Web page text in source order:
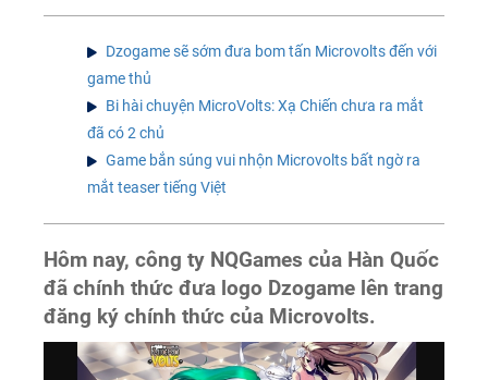
Dzogame sẽ sớm đưa bom tấn Microvolts đến với
game thủ
Bi hài chuyện MicroVolts: Xạ Chiến chưa ra mắt
đã có 2 chủ
Game bắn súng vui nhộn Microvolts bất ngờ ra
mắt teaser tiếng Việt
Hôm nay, công ty NQGames của Hàn Quốc
đã chính thức đưa logo Dzogame lên trang
đăng ký chính thức của Microvolts.